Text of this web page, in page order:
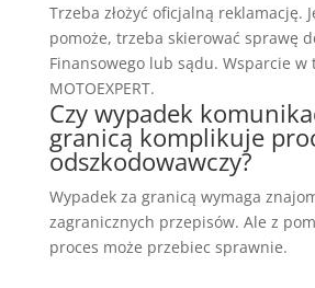
Trzeba złożyć oficjalną reklamację.
pomoże, trzeba skierować sprawę
Finansowego lub sądu. Wsparcie w
MOTOEXPERT.
Czy wypadek
granicą komplikuje
odszkodowawczy?
Wypadek za granicą wymaga
zagranicznych przepisów. Ale z
proces może przebiec sprawnie.